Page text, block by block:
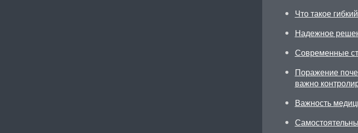
Что такое
Надежное
Современные
Поражение
важно
Важность